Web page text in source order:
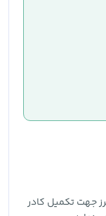
جهت تکمیل کادر